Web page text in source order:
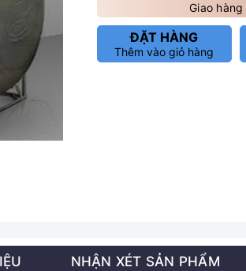
Giao
ĐẶT HÀNG
Thêm vào giỏ hàng
NHẬN XÉT SẢN PHẨM